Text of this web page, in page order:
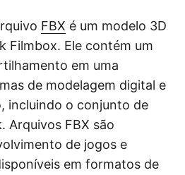
FBX é um modelo 3D
Filmbox. Ele contém um
em uma
de modelagem digital e
incluindo o conjunto de
Arquivos FBX são
de jogos e
em formatos de